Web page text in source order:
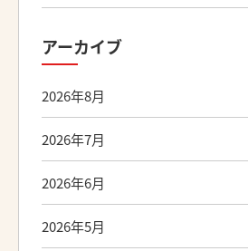
アーカイブ
2026年8月
2026年7月
2026年6月
2026年5月